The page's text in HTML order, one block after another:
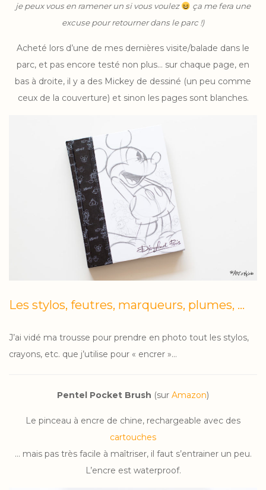
je peux vous en ramener un si vous voulez
ça me fera une
excuse pour retourner dans le parc !)
Acheté lors d’une de mes dernières visite/balade dans le
parc, et pas encore testé non plus… sur chaque page, en
bas à droite, il y a des Mickey de dessiné (un peu comme
ceux de la couverture) et sinon les pages sont blanches.
Les stylos, feutres, marqueurs, plumes, …
J’ai vidé ma trousse pour prendre en photo tout les stylos,
crayons, etc. que j’utilise pour « encrer »…
Pentel Pocket Brush (sur Amazon)
Le pinceau à encre de chine, rechargeable avec des
cartouches
… mais pas très facile à maîtriser, il faut s’entrainer un peu.
L’encre est waterproof.